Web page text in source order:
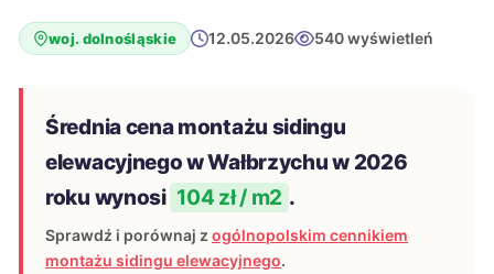
woj. dolnośląskie 12.05.2026 540 wyświetleń
Średnia cena montażu sidingu
elewacyjnego w Wałbrzychu w 2026
roku wynosi 104 zł / m2 .
Sprawdź i porównaj z ogólnopolskim cennikiem
montażu sidingu elewacyjnego.